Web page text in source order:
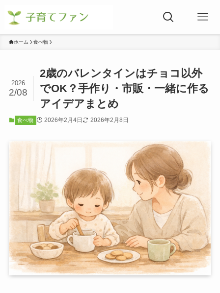
ホーム 食べ物
2歳のバレンタインはチョコ以外
でOK？手作り・市販・一緒に作る
アイデアまとめ
2026
2/08
食べ物 2026年2月4日 2026年2月8日